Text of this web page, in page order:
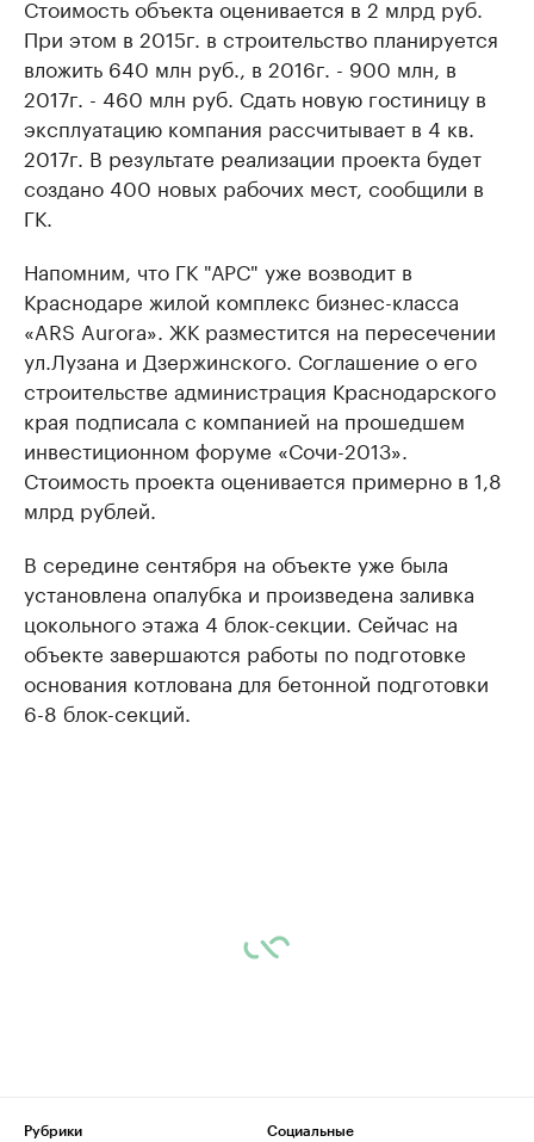
Стоимость объекта оценивается в 2 млрд руб.
При этом в 2015г. в строительство планируется
вложить 640 млн руб., в 2016г. - 900 млн, в
2017г. - 460 млн руб. Сдать новую гостиницу в
эксплуатацию компания рассчитывает в 4 кв.
2017г. В результате реализации проекта будет
создано 400 новых рабочих мест, сообщили в
ГК.
Напомним, что ГК "АРС" уже возводит в
Краснодаре жилой комплекс бизнес-класса
«ARS Aurora». ЖК разместится на пересечении
ул.Лузана и Дзержинского. Соглашение о его
строительстве администрация Краснодарского
края подписала с компанией на прошедшем
инвестиционном форуме «Сочи-2013».
Стоимость проекта оценивается примерно в 1,8
млрд рублей.
В середине сентября на объекте уже была
установлена опалубка и произведена заливка
цокольного этажа 4 блок-секции. Сейчас на
объекте завершаются работы по подготовке
основания котлована для бетонной подготовки
6-8 блок-секций.
Рубрики
Социальные